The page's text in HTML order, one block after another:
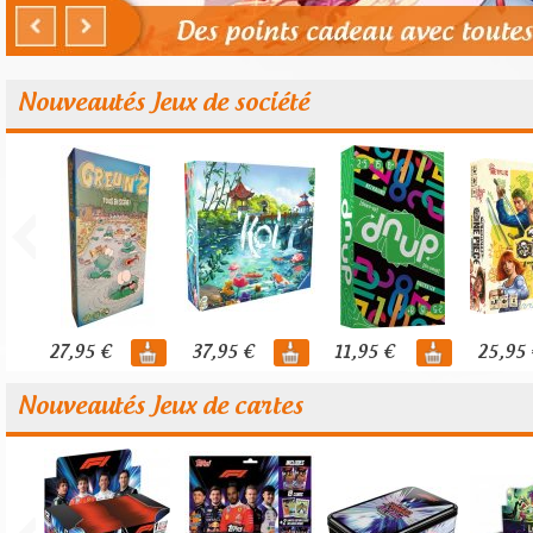
Nouveautés Jeux de société
27,95 € 37,95 € 11,95 € 25,95
Nouveautés Jeux de cartes